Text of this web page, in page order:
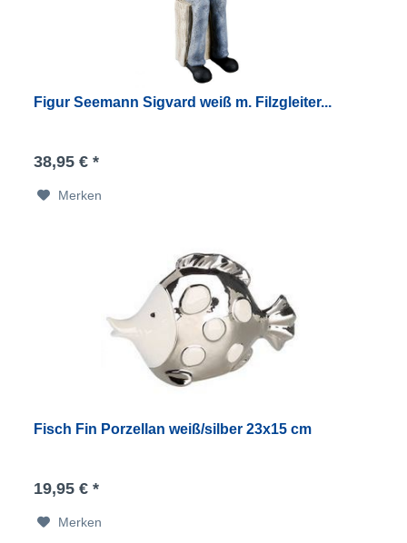
Figur Seemann Sigvard weiß m. Filzgleiter...
38,95 € *
Merken
Fisch Fin Porzellan weiß/silber 23x15 cm
19,95 € *
Merken